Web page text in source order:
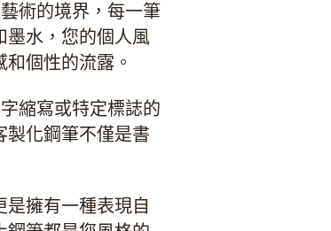
術的境界，每一筆
墨水，您的個人風
個性的流露。
縮寫或特定標誌的
製化鋼筆不僅是書
擁有一種表現自